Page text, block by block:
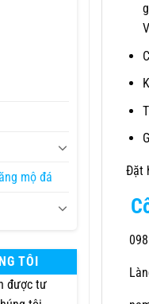
mộ đá
TÔI
được tư
Đặt